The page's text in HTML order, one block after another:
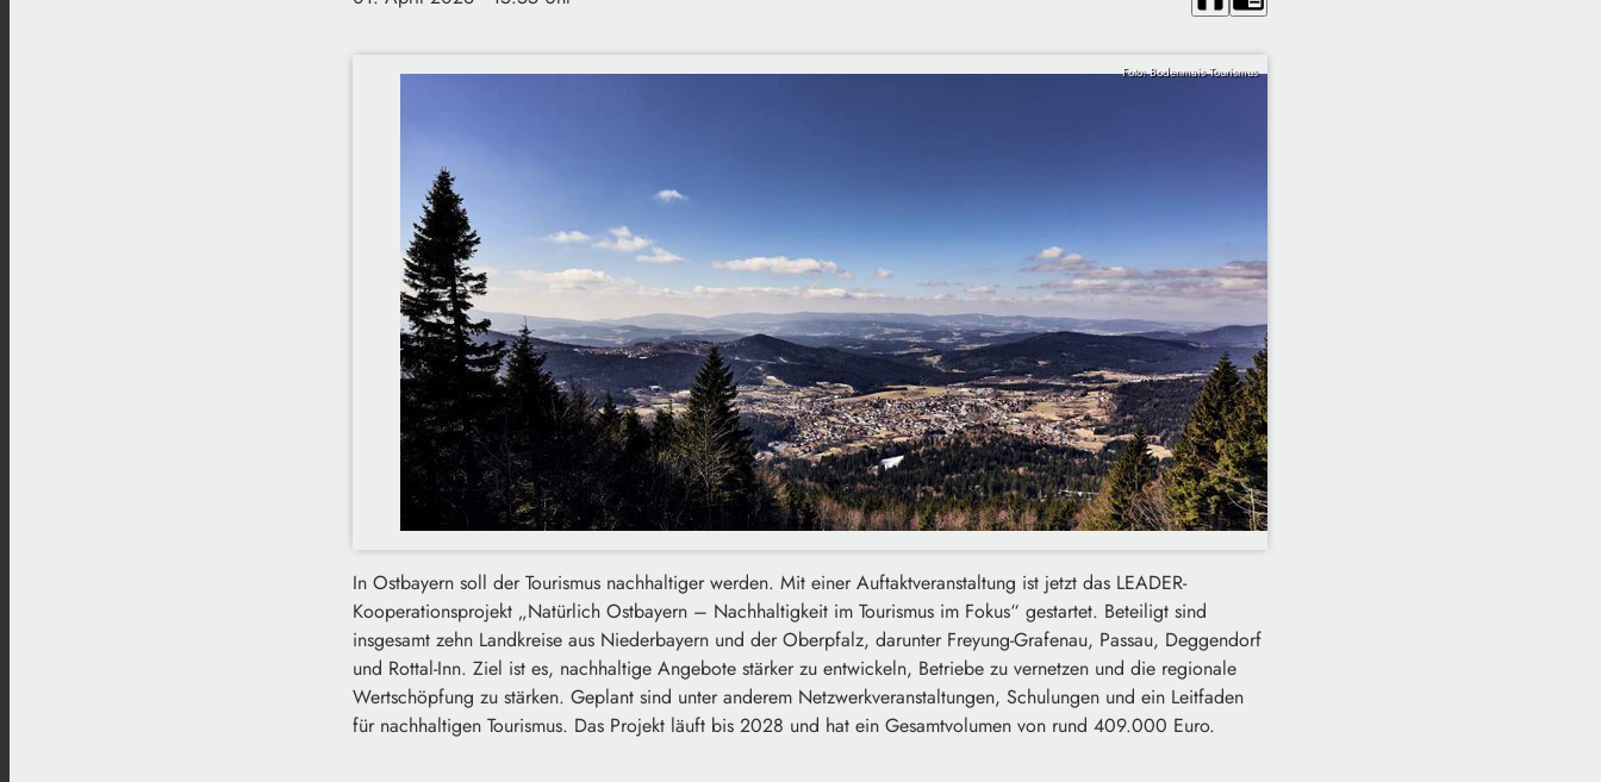
Foto: Bodenmais Tourismus
In Ostbayern soll der Tourismus nachhaltiger werden. Mit einer Auftaktveranstaltung ist jetzt das LEADER-
Kooperationsprojekt „Natürlich Ostbayern – Nachhaltigkeit im Tourismus im Fokus“ gestartet. Beteiligt sind
insgesamt zehn Landkreise aus Niederbayern und der Oberpfalz, darunter Freyung-Grafenau, Passau, Deggendorf
und Rottal-Inn. Ziel ist es, nachhaltige Angebote stärker zu entwickeln, Betriebe zu vernetzen und die regionale
Wertschöpfung zu stärken. Geplant sind unter anderem Netzwerkveranstaltungen, Schulungen und ein Leitfaden
für nachhaltigen Tourismus. Das Projekt läuft bis 2028 und hat ein Gesamtvolumen von rund 409.000 Euro.